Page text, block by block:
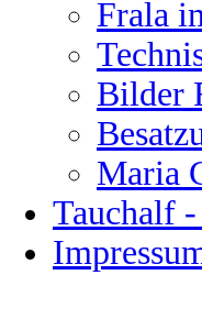
Frala
Bilder
Maria
Tauchalf